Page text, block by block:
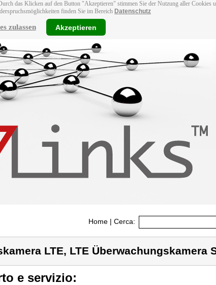
das Klicken auf den Button "Akzeptieren" stimmen Sie der Nutzung aller Cookies
finden Sie im Bereich Datenschutz
zulassen Akzeptieren
Home | Cerca:
LTE, LTE Überwachungskamera
e servizio: